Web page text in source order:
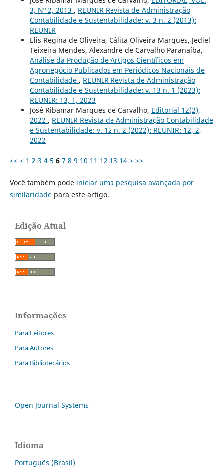
3, Nº 2, 2013 , REUNIR Revista de Administração
Contabilidade e Sustentabilidade: v. 3 n. 2 (2013):
REUNIR
Elis Regina de Oliveira, Cálita Oliveira Marques, Jediel
Teixeira Mendes, Alexandre de Carvalho Paranaíba,
Análise da Produção de Artigos Científicos em
Agronegócio Publicados em Periódicos Nacionais de
Contabilidade , REUNIR Revista de Administração
Contabilidade e Sustentabilidade: v. 13 n. 1 (2023):
REUNIR: 13, 1, 2023
José Ribamar Marques de Carvalho, Editorial 12(2),
2022 , REUNIR Revista de Administração Contabilidade
e Sustentabilidade: v. 12 n. 2 (2022): REUNIR: 12, 2,
2022
<< < 1 2 3 4 5 6 7 8 9 10 11 12 13 14 > >>
Você também pode iniciar uma pesquisa avançada por
similaridadepara este artigo.
Edição Atual
Informações
Para Leitores
Para Autores
Para Bibliotecários
Open Journal Systems
Idioma
Português (Brasil)